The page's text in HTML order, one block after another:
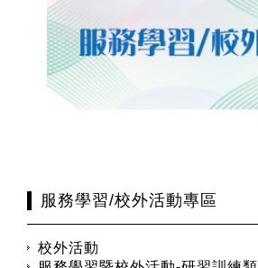
服務學習/校外活動專區
校外活動